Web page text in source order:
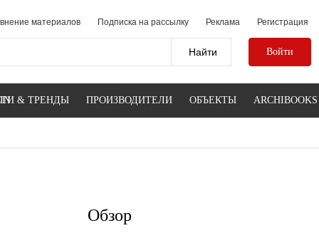
материалов Подписка на рассылку Реклама Регистрация
Войти
& ТРЕНДЫ ПРОИЗВОДИТЕЛИ ОБЪЕКТЫ ARCHIBOOKS
Обзор